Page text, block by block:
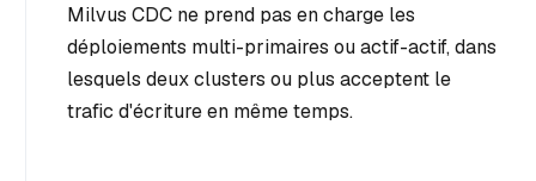
Milvus CDC ne prend pas en charge les
déploiements multi-primaires ou actif-actif, dans
lesquels deux clusters ou plus acceptent le
trafic d'écriture en même temps.